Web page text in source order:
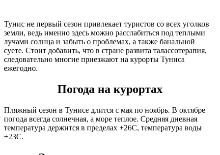
Тунис не первый сезон привлекает туристов со всех уголков
земли, ведь именно здесь можно расслабиться под теплыми
лучами солнца и забыть о проблемах, а также банальной
суете. Стоит добавить, что в стране развита талассотерапия,
следовательно многие приезжают на курорты Туниса
ежегодно.
Погода на курортах
Пляжный сезон в Тунисе длится с мая по ноябрь. В октябре
погода всегда солнечная, а море теплое. Средняя дневная
температура держится в пределах +26С, температура воды
+23С.